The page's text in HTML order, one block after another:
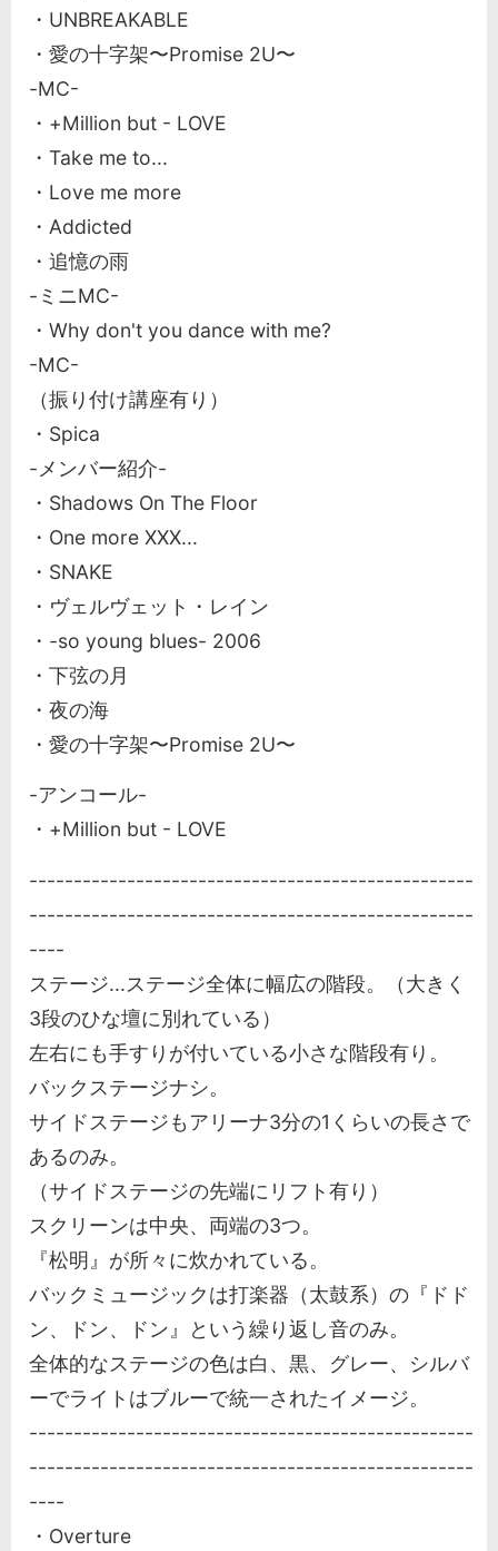
・UNBREAKABLE
・愛の十字架〜Promise 2U〜
-MC-
・+Million but - LOVE
・Take me to...
・Love me more
・Addicted
・追憶の雨
-ミニMC-
・Why don't you dance with me?
-MC-
（振り付け講座有り）
・Spica
-メンバー紹介-
・Shadows On The Floor
・One more XXX...
・SNAKE
・ヴェルヴェット・レイン
・-so young blues- 2006
・下弦の月
・夜の海
・愛の十字架〜Promise 2U〜
-アンコール-
・+Million but - LOVE
--------------------------------------------------
--------------------------------------------------
----
ステージ...ステージ全体に幅広の階段。（大きく
3段のひな壇に別れている）
左右にも手すりが付いている小さな階段有り。
バックステージナシ。
サイドステージもアリーナ3分の1くらいの長さで
あるのみ。
（サイドステージの先端にリフト有り）
スクリーンは中央、両端の3つ。
『松明』が所々に炊かれている。
バックミュージックは打楽器（太鼓系）の『ドド
ン、ドン、ドン』という繰り返し音のみ。
全体的なステージの色は白、黒、グレー、シルバ
ーでライトはブルーで統一されたイメージ。
--------------------------------------------------
--------------------------------------------------
----
・Overture